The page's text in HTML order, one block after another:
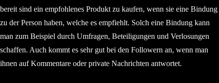
bereit sind ein empfohlenes Produkt zu kaufen, wenn sie eine Bindung
zu der Person haben, welche es empfiehlt. Solch eine Bindung kann
man zum Beispiel durch Umfragen, Beteiligungen und Verlosungen
schaffen. Auch kommt es sehr gut bei den Followern an, wenn man
ihnen auf Kommentare oder private Nachrichten antwortet.